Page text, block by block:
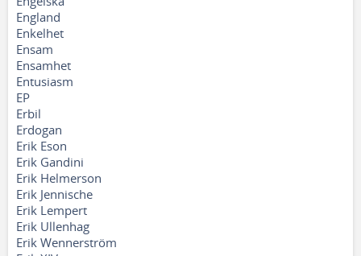
England
Enkelhet
Ensam
Ensamhet
Entusiasm
EP
Erbil
Erdogan
Erik Eson
Erik Gandini
Erik Helmerson
Erik Jennische
Erik Lempert
Erik Ullenhag
Erik Wennerström